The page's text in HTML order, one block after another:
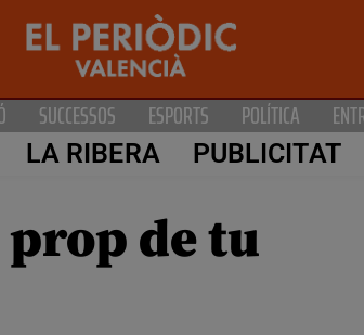
SUCCESSOS ESPORTS POLÍTICA
LA RIBERA PUBLICITAT
prop de tu